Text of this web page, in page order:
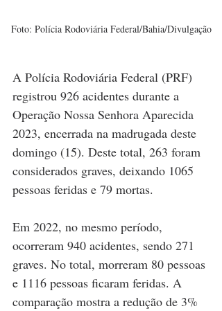
Foto: Polícia Rodoviária Federal/Bahia/Divulgação
A Polícia Rodoviária Federal (PRF)
registrou 926 acidentes durante a
Operação Nossa Senhora Aparecida
2023, encerrada na madrugada deste
domingo (15). Deste total, 263 foram
considerados graves, deixando 1065
pessoas feridas e 79 mortas.
Em 2022, no mesmo período,
ocorreram 940 acidentes, sendo 271
graves. No total, morreram 80 pessoas
e 1116 pessoas ficaram feridas. A
comparação mostra a redução de 3%